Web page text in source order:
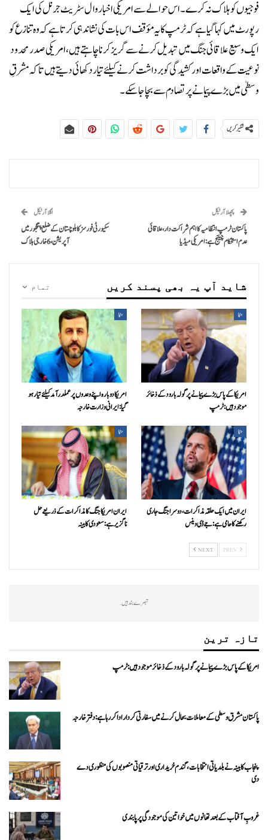
فوجیوں کو ہلاک نہ کرے۔اس حوالے سے امریکی اخبار وال سٹریٹ جرنل کی ایک
رپورٹ میں کہا گیا ہے کہ ٹرمپ کا یہ مؤقف اس بات کی نشاندہی کرتا ہے کہ وہ تنازع کو
ایک وسیع علاقائی جنگ میں تبدیل کرنے سے گریز کرنا چاہتے ہیں، امریکی صدر محدود
نوعیت کے واقعات اور کشیدگی کو برداشت کرنے کیلئے تیار دکھائی دیتے ہیں تاکہ مشرقِ
وسطیٰ میں بڑے پیمانے پر تصادم سے بچا جا سکے۔
شئیر کریں
پچھلا آرٹیکل
پاکستان ٹرمپ انتظامیہ کا اہم شراکت دار، علاقائی
عدم استحکام چیلنج ہے: امریکی میڈیا
اگلا آرٹیکل
سکیورٹی فورسز کا بلوچستان کے ضلع پنجگور میں
آپریشن،6 خارجی ہلاک
تمام شاید آپ یہ بھی پسند کریں
دنیا
امریکا کے پاس بڑے پیمانے پر گولہ بارود کے ذخائر
موجود ہیں: ٹرمپ
دنیا
امریکا دوبارہ اپنے وعدوں پر عملدرآمد کیلئے تیار ہو
گیا: ایرانی وزارت خارجہ
دنیا
ایران میں ایک حلقہ مذاکرات، دوسرا جنگ جاری
رکھنے کا حامی ہے: جے ڈی وینس
دنیا
ایران امریکا جنگ کا مذاکرات کے ذریعے حل
ناگزیر ہے: سعودی کابینہ
NEXT
تبصرے بند ہیں.
تازہ ترین
امریکا کے پاس بڑے پیمانے پر گولہ بارود کے ذخائر موجود ہیں: ٹرمپ
پاکستان مشرق وسطی کے معاملات بحال کرنے میں سفارتی کردار ادا کررہا ہے: دفتر خارجہ
پنجاب کابینہ نے بلدیاتی انتخابات، گندم خریداری اور ترقیاتی منصوبوں کی منظوری دے
دی
غروبِ آفتاب کے بعد تھانوں میں خواتین کی موجودگی پر پابندی